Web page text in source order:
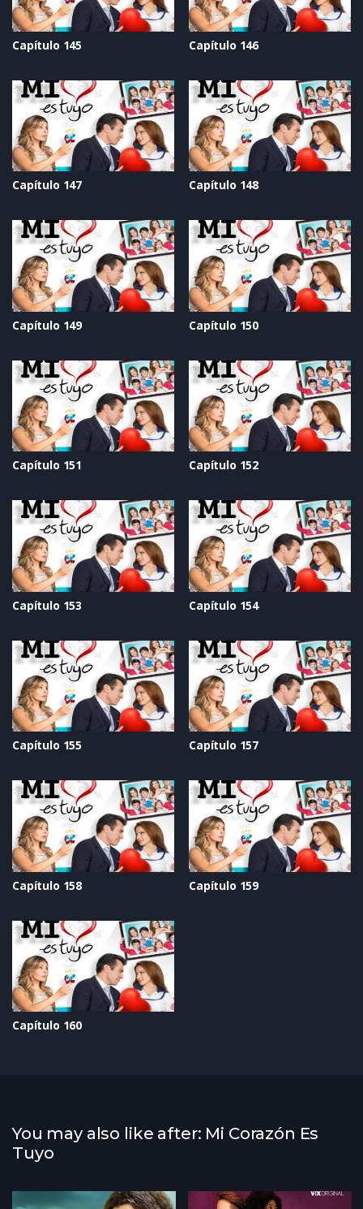
Capítulo 145 Capítulo 146
Capítulo 147 Capítulo 148
Capítulo 149 Capítulo 150
Capítulo 151 Capítulo 152
Capítulo 153 Capítulo 154
Capítulo 155 Capítulo 157
Capítulo 158 Capítulo 159
Capítulo 160
You may also like after: Mi Corazón Es
Tuyo